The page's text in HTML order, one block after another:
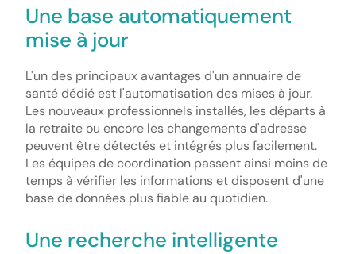
Une base automatiquement
mise à jour
L'un des principaux avantages d'un annuaire de
santé dédié est l'automatisation des mises à jour.
Les nouveaux professionnels installés, les départs à
la retraite ou encore les changements d'adresse
peuvent être détectés et intégrés plus facilement.
Les équipes de coordination passent ainsi moins de
temps à vérifier les informations et disposent d'une
base de données plus fiable au quotidien.
Une recherche intelligente